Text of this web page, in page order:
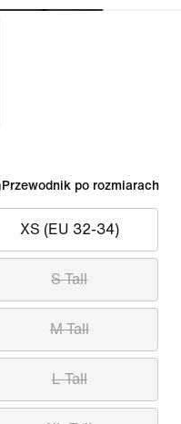
Przewodnik po rozmiarach
XS (EU 32-34)
S Tall
M Tall
L Tall